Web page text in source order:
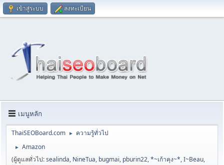
เข้าสู่ระบบ ลงทะเบียน
เมนูหลัก
ThaiSEOBoard.com ► ความรู้ทั่วไป
►
Amazon
(ผู้ดูแลทั่วไป:sealinda, NineTua, bugmai, pburin22,*~เก้าคุง~*,I~Beau,